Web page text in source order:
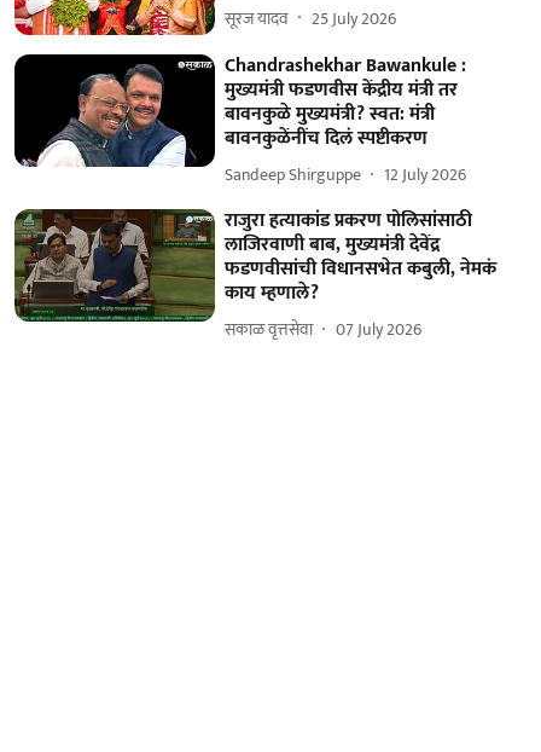
सूरज यादव 25 July 2026
Chandrashekhar Bawankule :
मुख्यमंत्री फडणवीस केंद्रीय मंत्री तर
बावनकुळे मुख्यमंत्री? स्वत: मंत्री
बावनकुळेंनींच दिलं स्पष्टीकरण
Sandeep Shirguppe 12 July 2026
राजुरा हत्याकांड प्रकरण पोलिसांसाठी
लाजिरवाणी बाब, मुख्यमंत्री देवेंद्र
फडणवीसांची विधानसभेत कबुली, नेमकं
काय म्हणाले?
सकाळ वृत्तसेवा 07 July 2026